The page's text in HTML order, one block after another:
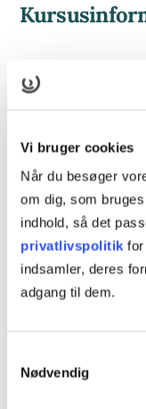
Vi bruger cookies
Når du besøger
om dig, som
indhold, så det
privatlivspolitik
indsamler, deres
adgang til dem.
Nødvendig
17 dage
Åbent værksted
Online
KURSUSTYPE
AMU-kursus
Kompetenceforløb
40749 - Effektiv